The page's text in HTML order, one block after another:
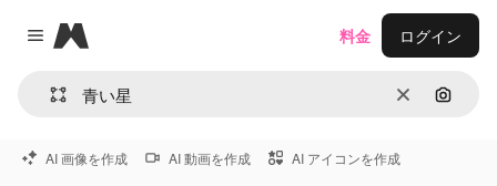
Close menu
Magnific
消去 画像で
料金 ログイン
AI 画像を作成 AI 動画を作成 AI アイコンを作成